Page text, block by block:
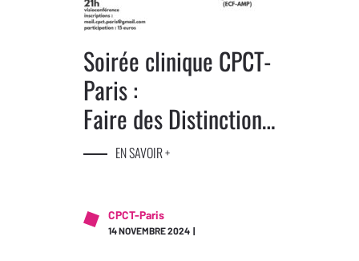
Soirée clinique CPCT-
Paris :
Faire des Distinctions
–
CPCT
EN SAVOIR +
CPCT-Paris
14 NOVEMBRE 2024 |